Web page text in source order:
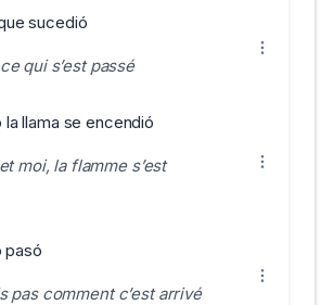
sucedió
qui s’est passé
la llama se encendió
moi, la flamme s’est
pasó
pas comment c’est arrivé